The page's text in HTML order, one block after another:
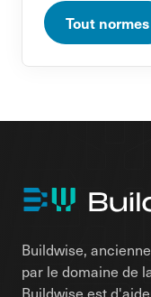
Tout normes
Buildwise,
par le domaine de
Buildwise est